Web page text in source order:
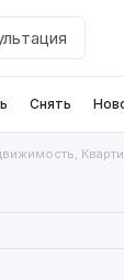
Снять